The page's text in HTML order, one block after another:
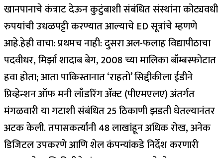
खानपानाचे कंत्राट देऊन कुटुंबाशी संबंधित संस्थांना कोट्यवधी
रुपयांची उधळपट्टी करण्यात आल्याचे ED सूत्रांचे म्हणणे
आहे.हेही वाचा: प्रथमच नाही: दुसरा अल-फलाह विद्यापीठाचा
पदवीधर, मिर्झा शादाब बेग, 2008 च्या मालिका बॉम्बस्फोटात
हवा होता; आता पाकिस्तानात ‘राहतो’सिद्दीकीला ईडीने
प्रिव्हेन्शन ऑफ मनी लाँडरिंग ॲक्ट (पीएमएलए) अंतर्गत
मंगळवारी या गटाशी संबंधित 25 ठिकाणी झडती घेतल्यानंतर
अटक केली.तपासकर्त्यांनी 48 लाखांहून अधिक रोख, अनेक
डिजिटल उपकरणे आणि शेल कंपन्यांकडे निर्देश करणारी